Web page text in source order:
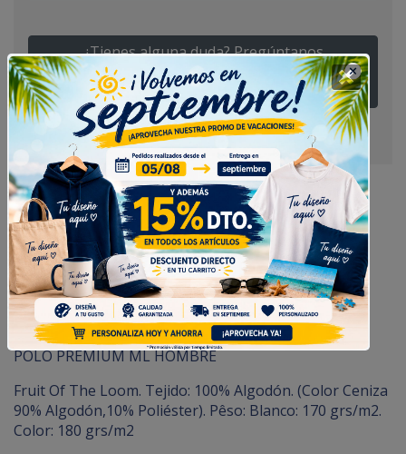
¿Tienes alguna duda? Pregúntanos
Polo Manga Larga Premium Hombre
Polo Premium Manga Larga para
Hombre.
POLO PREMIUM ML HOMBRE
Fruit Of The Loom. Tejido: 100% Algodón. (Color Ceniza
90% Algodón,10% Poliéster). Pêso: Blanco: 170 grs/m2.
Color: 180 grs/m2